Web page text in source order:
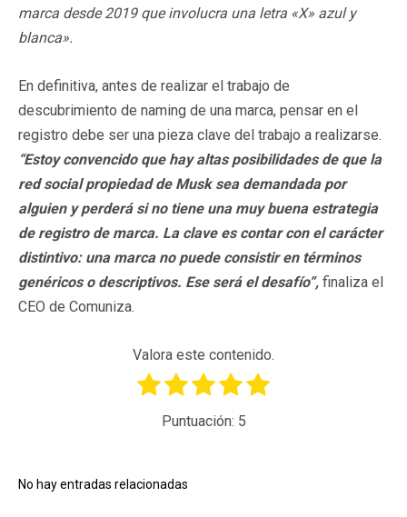
marca desde 2019 que involucra una letra «X» azul y
blanca».
En definitiva, antes de realizar el trabajo de
descubrimiento de naming de una marca, pensar en el
registro debe ser una pieza clave del trabajo a realizarse.
“Estoy convencido que hay altas posibilidades de que la
red social propiedad de Musk sea demandada por
alguien y perderá si no tiene una muy buena estrategia
de registro de marca. La clave es contar con el carácter
distintivo: una marca no puede consistir en términos
genéricos o descriptivos. Ese será el desafío”, finaliza el
CEO de Comuniza.
Valora este contenido.
Puntuación: 5
No hay entradas relacionadas